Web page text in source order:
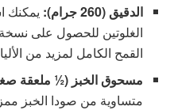
الدقيق (260 جرام)
: يمكنك
الغلوتين للحصول على نسخة
القمح الكامل لمزيد من
مسحوق الخبز (½ ملعقة
متساوية من صودا الخبز